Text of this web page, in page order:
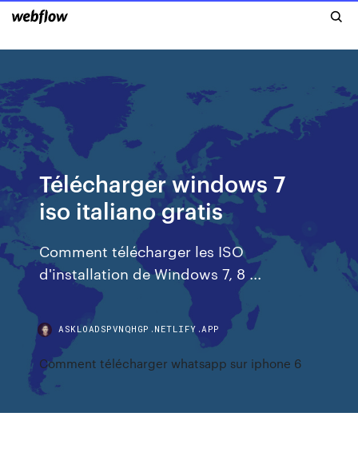
Télécharger windows 7
iso italiano gratis
Comment télécharger les ISO
d'installation de Windows 7, 8 ...
ASKLOADSPVNQHGP.NETLIFY.APP
Comment télécharger whatsapp sur iphone 6